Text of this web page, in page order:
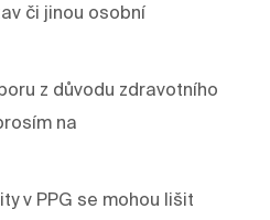
či jinou osobní
z důvodu zdravotního
na
v PPG se mohou lišit